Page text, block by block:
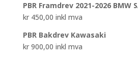
PBR Framdrev 2021-2026 BMW
kr450,00 inkl mva
PBR Bakdrev Kawasaki
kr900,00 inkl mva